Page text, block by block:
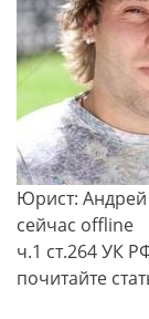
Юрист:
сейчас offline
ч.1 ст.264 УК
почитайте